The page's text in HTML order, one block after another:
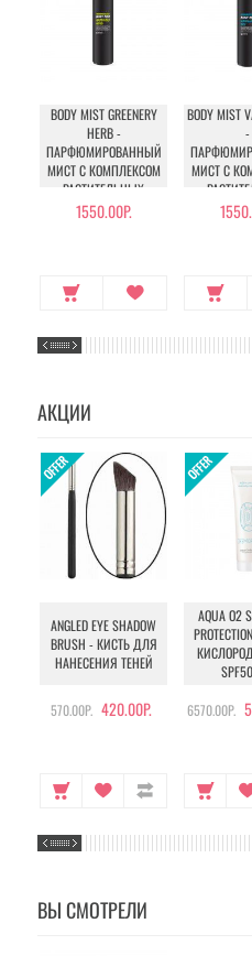
BODY MIST GREENERY
HERB -
ПАРФЮМИРОВАННЫЙ
МИСТ С КОМПЛЕКСОМ
РАСТИТЕЛЬНЫХ
ЭКСТРАКТОВ
1550.00Р.
BODY MIST
-
МИСТ С
АКЦИИ
ANGLED EYE SHADOW
BRUSH - КИСТЬ ДЛЯ
НАНЕСЕНИЯ ТЕНЕЙ
570.00Р. 420.00Р.
AQUA O2
6570.00Р.
ВЫ СМОТРЕЛИ